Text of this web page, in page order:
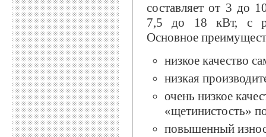
составляет от 3 до
7,5 до 18 кВт, с
Основное
низкое качество
низкая
очень низкое
«щетинистость»
повышенный